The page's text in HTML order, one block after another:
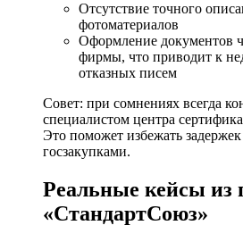
Отсутствие точного
фотоматериалов
Оформление документов
фирмы, что приводит к
отказных писем
Совет: при сомнениях всегда
специалистом центра
Это поможет избежать
госзакупками.
Реальные кейсы из
«СтандартСоюз»